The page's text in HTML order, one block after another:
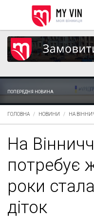
ПОПЕРЕДНЯ НОВИНА
ГОЛОВНА НОВИНИ НА
На
потребує
роки
діток